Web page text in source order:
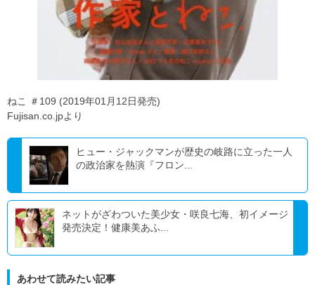
ねこ ＃109 (2019年01月12日発売)
Fujisan.co.jpより
ヒュー・ジャックマンが歴史の岐路に立った一人
の政治家を熱演『フロン...
ネットがざわついた美少女・咲良七海、初イメージ
発売決定！健康美あふ...
あわせて読みたい記事